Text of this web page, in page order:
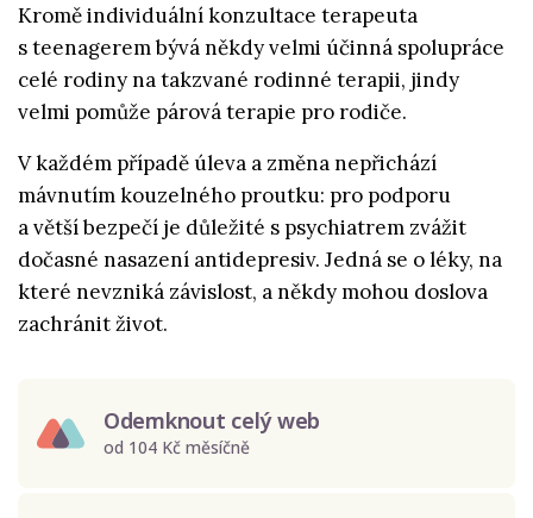
Kromě individuální konzultace terapeuta
s teenagerem bývá někdy velmi účinná spolupráce
celé rodiny na takzvané rodinné terapii, jindy
velmi pomůže párová terapie pro rodiče.
V každém případě úleva a změna nepřichází
mávnutím kouzelného proutku: pro podporu
a větší bezpečí je důležité s psychiatrem zvážit
dočasné nasazení antidepresiv. Jedná se o léky, na
které nevzniká závislost, a někdy mohou doslova
zachránit život.
Odemknout celý web
od 104 Kč měsíčně